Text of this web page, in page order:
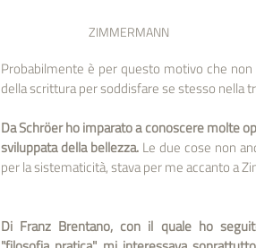
ZIMMERMANN
Probabilmente è per questo motivo che
della scrittura per soddisfare se stesso nella
Da Schröer ho imparato a conoscere molte
sviluppata della bellezza. Le due cose non
per la sistematicità, stava per me accanto a
Di Franz Brentano, con il quale ho